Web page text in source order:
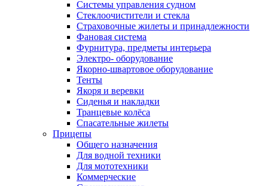
Системы управления судном
Стеклоочистители и стекла
Страховочные жилеты и принадлежности
Фановая система
Фурнитура, предметы интерьера
Электро- оборудование
Якорно-швартовое оборудование
Тенты
Якоря и веревки
Сиденья и накладки
Транцевые колёса
Спасательные жилеты
Прицепы
Общего назначения
Для водной техники
Для мототехники
Коммерческие